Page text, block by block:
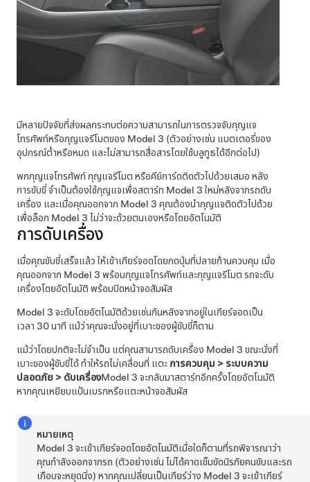
มีหลายปัจจัยที่ส่งผลกระทบต่อความสามารถในการตรวจจับกุญแจ
โทรศัพท์หรือกุญแจรีโมตของ Model 3 (ตัวอย่างเช่น แบตเตอรี่ของ
อุปกรณ์ต่ำหรือหมด และไม่สามารถสื่อสารโดยใช้บลูทูธได้อีกต่อไป)
พกกุญแจโทรศัพท์ กุญแจรีโมต หรือคีย์การ์ดติดตัวไปด้วยเสมอ หลัง
การขับขี่ จำเป็นต้องใช้กุญแจเพื่อสตาร์ท Model 3 ใหม่หลังจากรถดับ
เครื่อง และเมื่อคุณออกจาก Model 3 คุณต้องนำกุญแจติดตัวไปด้วย
เพื่อล็อก Model 3 ไม่ว่าจะด้วยตนเองหรือโดยอัตโนมัติ
การดับเครื่อง
เมื่อคุณขับขี่เสร็จแล้ว ให้เข้าเกียร์จอดโดยกดปุ่มที่ปลายก้านควบคุม เมื่อ
คุณออกจาก Model 3 พร้อมกุญแจโทรศัพท์และกุญแจรีโมต รถจะดับ
เครื่องโดยอัตโนมัติ พร้อมปิดหน้าจอสัมผัส
Model 3 จะดับโดยอัตโนมัติด้วยเช่นกันหลังจากอยู่ในเกียร์จอดเป็น
เวลา 30 นาที แม้ว่าคุณจะนั่งอยู่ที่เบาะของผู้ขับขี่ก็ตาม
แม้ว่าโดยปกติจะไม่จำเป็น แต่คุณสามารถดับเครื่อง Model 3 ขณะนั่งที่
เบาะของผู้ขับขี่ได้ ทำให้รถไม่เคลื่อนที่ แตะ การควบคุม > ระบบความ
ปลอดภัย > ดับเครื่องModel 3 จะกลับมาสตาร์ทอีกครั้งโดยอัตโนมัติ
หากคุณเหยียบแป้นเบรกหรือแตะหน้าจอสัมผัส
หมายเหตุ
Model 3 จะเข้าเกียร์จอดโดยอัตโนมัติเมื่อใดก็ตามที่รถพิจารณาว่า
คุณกำลังออกจากรถ (ตัวอย่างเช่น ไม่ได้คาดเข็มขัดนิรภัยคนขับและรถ
เกือบจะหยุดนิ่ง) หากคุณเปลี่ยนเป็นเกียร์ว่าง Model 3 จะเข้าเกียร์